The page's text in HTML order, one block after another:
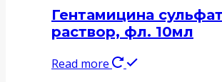
Гентамицина
раствор, фл. 10мл
Read more